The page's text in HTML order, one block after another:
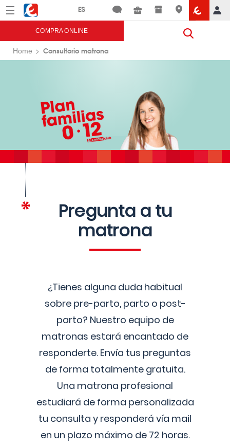
Menú Eroski
COMPRA ONLINE
Home Consultorio matrona
Pregunta a tu
matrona
¿Tienes alguna duda habitual
sobre pre-parto, parto o post-
parto? Nuestro equipo de
matronas estará encantado de
responderte. Envía tus preguntas
de forma totalmente gratuita.
Una matrona profesional
estudiará de forma personalizada
tu consulta y responderá vía mail
en un plazo máximo de 72 horas.